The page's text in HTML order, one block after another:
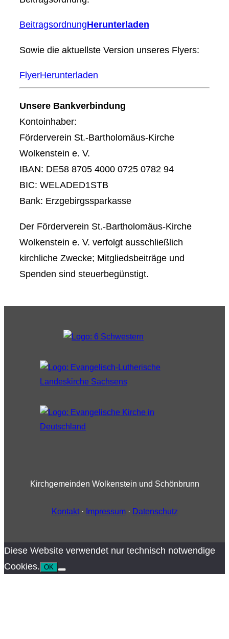
BeitragsordnungHerunterladen
Sowie die aktuellste Version unseres Flyers:
FlyerHerunterladen
Unsere Bankverbindung
Kontoinhaber:
Förderverein St.-Bartholomäus-Kirche
Wolkenstein e. V.
IBAN: DE58 8705 4000 0725 0782 94
BIC: WELADED1STB
Bank: Erzgebirgssparkasse
Der Förderverein St.-Bartholomäus-Kirche
Wolkenstein e. V. verfolgt ausschließlich
kirchliche Zwecke; Mitgliedsbeiträge und
Spenden sind steuerbegünstigt.
Kirchgemeinden Wolkenstein und Schönbrunn
Kontakt· Impressum· Datenschutz
Diese Website verwendet nur technisch notwendige
Cookies. OK